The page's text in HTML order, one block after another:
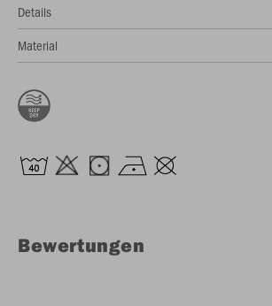
Details
Material
Bewertungen